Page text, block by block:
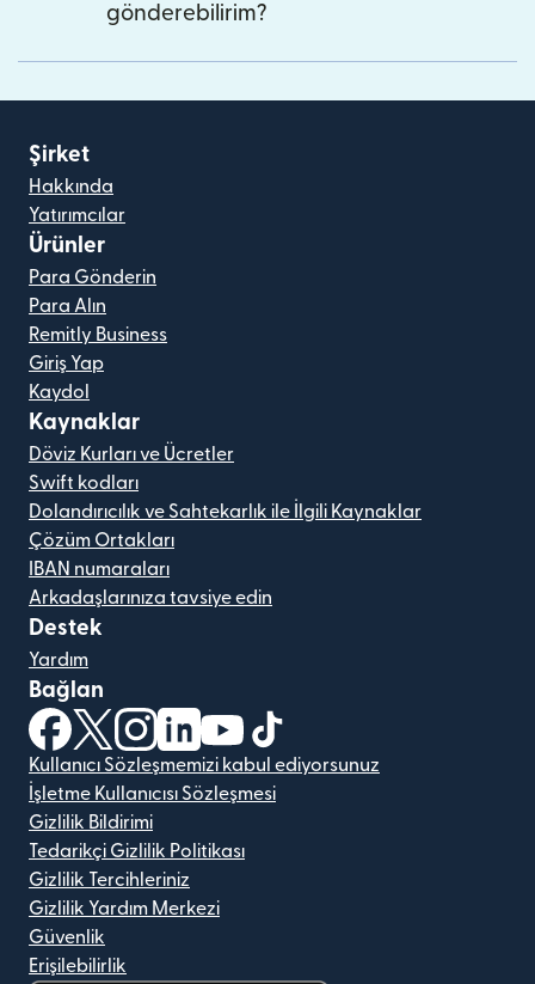
gönderebilirim?
Şirket
Hakkında
Yatırımcılar
Ürünler
Para Gönderin
Para Alın
Remitly Business
Giriş Yap
Kaydol
Kaynaklar
Döviz Kurları ve Ücretler
Swift kodları
Dolandırıcılık ve Sahtekarlık ile İlgili Kaynaklar
Çözüm Ortakları
IBAN numaraları
Arkadaşlarınıza tavsiye edin
Destek
Yardım
Bağlan
(yeni pencerede açılır)
(yeni pencerede açılır)
(yeni pencerede açılır)
(yeni pencerede açılır)
(yeni pencerede açılır)
Kullanıcı Sözleşmemizi kabul ediyorsunuz
İşletme Kullanıcısı Sözleşmesi
Gizlilik Bildirimi
Tedarikçi Gizlilik Politikası
Gizlilik Tercihleriniz
Gizlilik Yardım Merkezi
Güvenlik
Erişilebilirlik